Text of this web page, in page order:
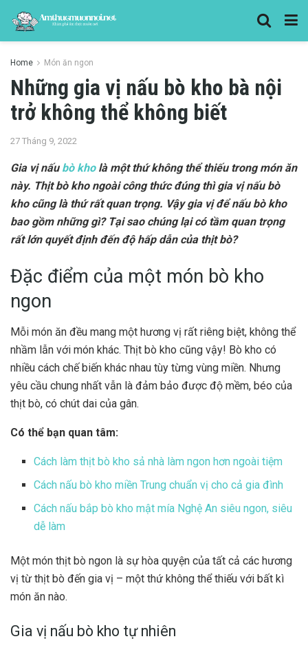
Home Món ăn ngon
Những gia vị nấu bò kho bà nội
trở không thể không biết
27 Tháng 9, 2022
Gia vị nấu bò kholà một thứ không thể thiếu trong món ăn
này. Thịt bò kho ngoài công thức đúng thì gia vị nấu bò
kho cũng là thứ rất quan trọng. Vậy gia vị để nấu bò kho
bao gồm những gì? Tại sao chúng lại có tầm quan trọng
rất lớn quyết định đến độ hấp dẫn của thịt bò?
Đặc điểm của một món bò kho
ngon
Mỗi món ăn đều mang một hương vị rất riêng biệt, không thể
nhầm lẫn với món khác. Thịt bò kho cũng vậy! Bò kho có
nhiều cách chế biến khác nhau tùy từng vùng miền. Nhưng
yêu cầu chung nhất vẫn là đảm bảo được độ mềm, béo của
thịt bò, có chút dai của gân.
Có thể bạn quan tâm:
Cách làm thịt bò kho sả nhà làm ngon hơn ngoài tiệm
Cách nấu bò kho miền Trung chuẩn vị cho cả gia đình
Cách nấu bắp bò kho mật mía Nghệ An siêu ngon, siêu
dễ làm
Một món thịt bò ngon là sự hòa quyện của tất cả các hương
vị từ thịt bò đến gia vị – một thứ không thể thiếu với bất kì
món ăn nào.
Gia vị nấu bò kho tự nhiên